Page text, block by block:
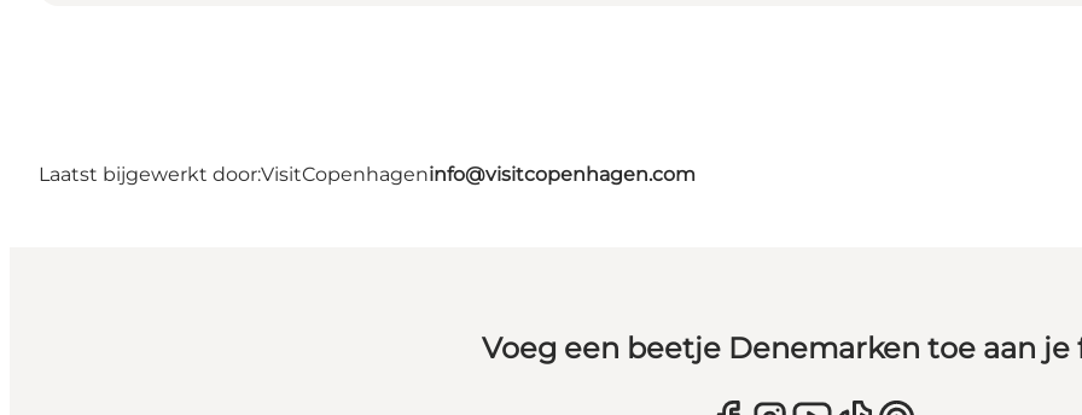
Laatst bijgewerkt door:VisitCopenhageninfo@visitcopenhagen.com
Voeg een beetje Denemarken toe aan je